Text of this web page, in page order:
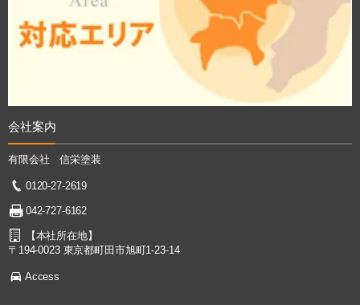
会社案内
有限会社 信栄塗装
0120-27-2619
042-727-6162
【本社所在地】
〒194-0023 東京都町田市旭町1-23-14
Access